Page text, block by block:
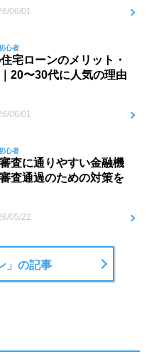
06/01
心者
宅ローンのメリット・
20〜30代に人気の理由
06/01
心者
査に通りやすい金融機
査通過のための対策を
05/22
」の記事